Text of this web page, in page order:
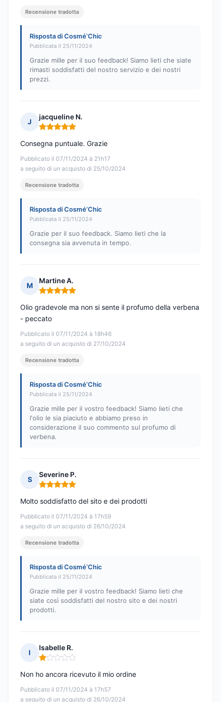
Recensione tradotta
Risposta di Cosmé’Chic
Pubblicata il 25/11/2024
Grazie mille per il suo feedback! Siamo lieti che siate
rimasti soddisfatti del nostro servizio e dei nostri
prezzi.
J
jacqueline N.
Nota: 5 su 5
Pubblicato il 07/11/2024 à 21h17
a seguito di un acquisto di 25/10/2024
Consegna puntuale. Grazie
Recensione tradotta
Risposta di Cosmé’Chic
Pubblicata il 25/11/2024
Grazie per il suo feedback. Siamo lieti che la
consegna sia avvenuta in tempo.
M
Martine A.
Nota: 5 su 5
Pubblicato il 07/11/2024 à 18h46
a seguito di un acquisto di 27/10/2024
Olio gradevole ma non si sente il profumo della verbena
- peccato
Recensione tradotta
Risposta di Cosmé’Chic
Pubblicata il 25/11/2024
Grazie mille per il vostro feedback! Siamo lieti che
l'olio le sia piaciuto e abbiamo preso in
considerazione il suo commento sul profumo di
verbena.
S
Severine P.
Nota: 5 su 5
Pubblicato il 07/11/2024 à 17h59
a seguito di un acquisto di 26/10/2024
Molto soddisfatto del sito e dei prodotti
Recensione tradotta
Risposta di Cosmé’Chic
Pubblicata il 25/11/2024
Grazie mille per il vostro feedback! Siamo lieti che
siate così soddisfatti del nostro sito e dei nostri
prodotti.
I
Isabelle R.
Nota: 1 su 5
Pubblicato il 07/11/2024 à 17h57
a seguito di un acquisto di 26/10/2024
Non ho ancora ricevuto il mio ordine